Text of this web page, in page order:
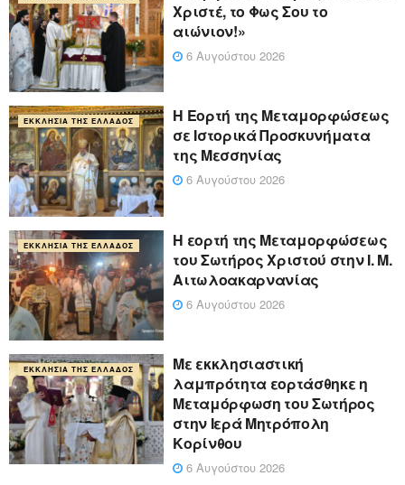
Χριστέ, το Φως Σου το
αιώνιον!»
6 Αυγούστου 2026
ΕΚΚΛΗΣΊΑ ΤΗΣ ΕΛΛΆΔΟΣ
Η Εορτή της Μεταμορφώσεως
σε Ιστορικά Προσκυνήματα
της Μεσσηνίας
6 Αυγούστου 2026
ΕΚΚΛΗΣΊΑ ΤΗΣ ΕΛΛΆΔΟΣ
Η εορτή της Μεταμορφώσεως
του Σωτήρος Χριστού στην Ι. Μ.
Αιτωλοακαρνανίας
6 Αυγούστου 2026
ΕΚΚΛΗΣΊΑ ΤΗΣ ΕΛΛΆΔΟΣ
Με εκκλησιαστική
λαμπρότητα εορτάσθηκε η
Μεταμόρφωση του Σωτήρος
στην Ιερά Μητρόπολη
Κορίνθου
6 Αυγούστου 2026